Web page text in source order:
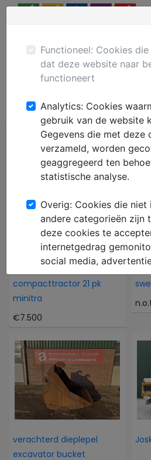
Plaats gratis
Mechanisatie
Kubota Als nieuwe 4WD
compacttractor 21 pk
minitra
€7.500
verachterd dieplepel
excavator bucket